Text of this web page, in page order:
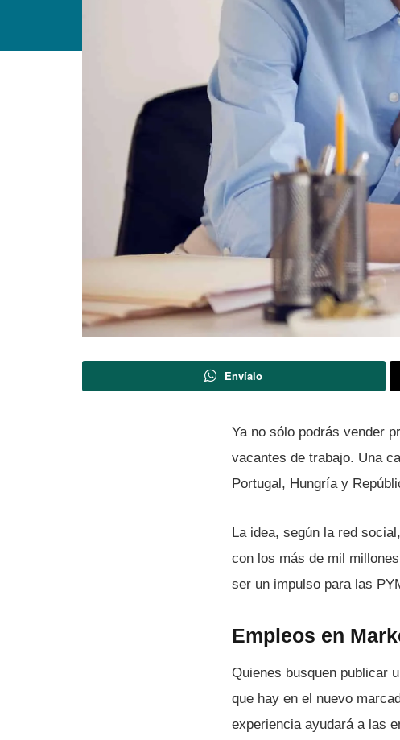
Envíalo
Ya no sólo podrás vender
vacantes de trabajo. Una
Portugal, Hungrí­a y
La idea, según la red
con los más de mil
ser un impulso para las
Empleos en
Quienes busquen publicar
que hay en el nuevo
experiencia ayudará a las